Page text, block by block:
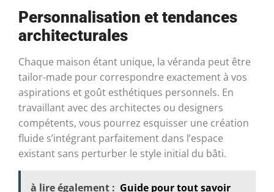
Personnalisation et tendances
architecturales
Chaque maison étant unique, la véranda peut être
tailor-made pour correspondre exactement à vos
aspirations et goût esthétiques personnels. En
travaillant avec des architectes ou designers
compétents, vous pourrez esquisser une création
fluide s’intégrant parfaitement dans l’espace
existant sans perturber le style initial du bâti.
à lire également : Guide pour tout savoir